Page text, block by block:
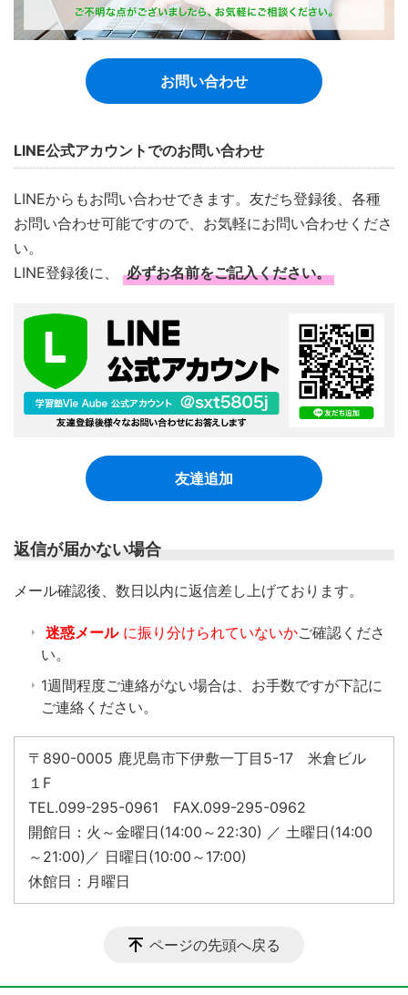
お問い合わせ
LINE公式アカウントでのお問い合わせ
LINEからもお問い合わせできます。友だち登録後、各種
お問い合わせ可能ですので、お気軽にお問い合わせくださ
い。
LINE登録後に、
必ずお名前をご記入ください。
友達追加
返信が届かない場合
​メール確認後、数日以内に返信差し上げております。
迷惑メール に振り分けられていないかご確認くださ
い。
1週間程度ご連絡がない場合は、お手数ですが下記に
ご連絡ください。
〒890-0005 鹿児島市下伊敷一丁目5-17 米倉ビル
１F
TEL.099-295-0961 FAX.099-295-0962
開館日：火～金曜日(14:00～22:30) ／ 土曜日(14:00
～21:00)／ 日曜日(10:00～17:00)
休館日：月曜日
ページの先頭へ戻る